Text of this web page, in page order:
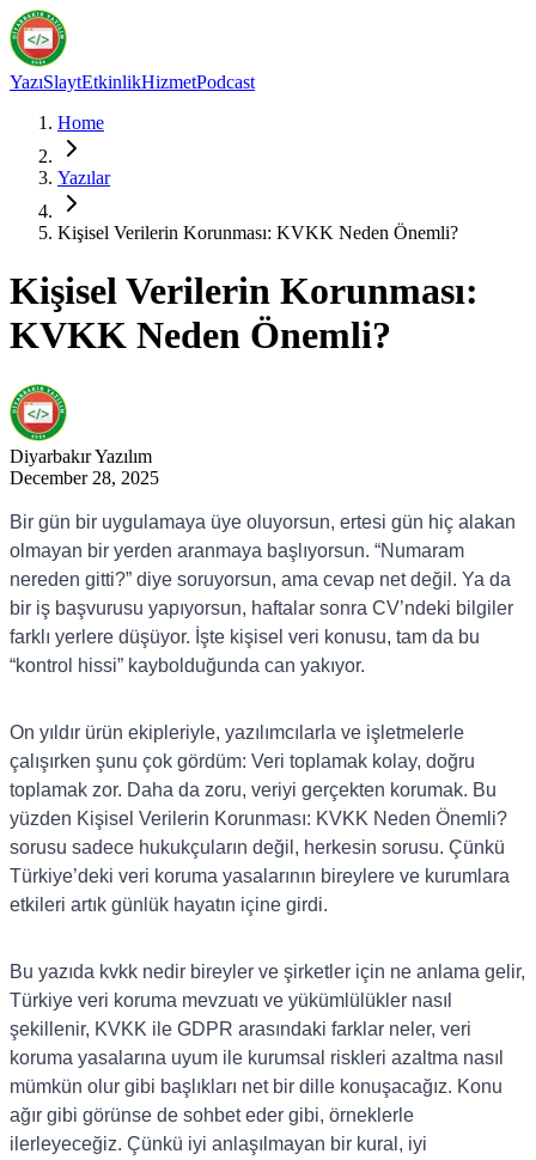
YazıSlaytEtkinlikHizmetPodcast
Home
Yazılar
Kişisel Verilerin Korunması: KVKK Neden Önemli?
Kişisel Verilerin Korunması:
KVKK Neden Önemli?
DiyarbakırYazılım
December 28, 2025
Bir gün bir uygulamaya üye oluyorsun, ertesi gün hiç alakan
olmayan bir yerden aranmaya başlıyorsun. “Numaram
nereden gitti?” diye soruyorsun, ama cevap net değil. Ya da
bir iş başvurusu yapıyorsun, haftalar sonra CV’ndeki bilgiler
farklı yerlere düşüyor. İşte kişisel veri konusu, tam da bu
“kontrol hissi” kaybolduğunda can yakıyor.
On yıldır ürün ekipleriyle, yazılımcılarla ve işletmelerle
çalışırken şunu çok gördüm: Veri toplamak kolay, doğru
toplamak zor. Daha da zoru, veriyi gerçekten korumak. Bu
yüzden Kişisel Verilerin Korunması: KVKK Neden Önemli?
sorusu sadece hukukçuların değil, herkesin sorusu. Çünkü
Türkiye’deki veri koruma yasalarının bireylere ve kurumlara
etkileri artık günlük hayatın içine girdi.
Bu yazıda kvkk nedir bireyler ve şirketler için ne anlama gelir,
Türkiye veri koruma mevzuatı ve yükümlülükler nasıl
şekillenir, KVKK ile GDPR arasındaki farklar neler, veri
koruma yasalarına uyum ile kurumsal riskleri azaltma nasıl
mümkün olur gibi başlıkları net bir dille konuşacağız. Konu
ağır gibi görünse de sohbet eder gibi, örneklerle
ilerleyeceğiz. Çünkü iyi anlaşılmayan bir kural, iyi